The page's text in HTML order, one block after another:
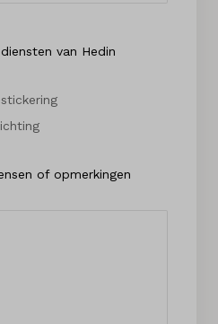
van Hedin
of opmerkingen